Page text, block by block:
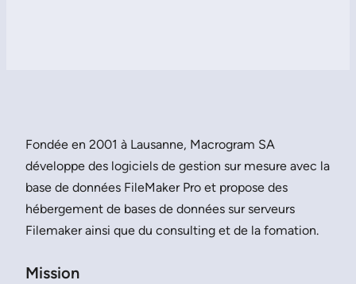
Fondée en 2001 à Lausanne, Macrogram SA
développe des logiciels de gestion sur mesure avec la
base de données FileMaker Pro et propose des
hébergement de bases de données sur serveurs
Filemaker ainsi que du consulting et de la fomation.
Mission